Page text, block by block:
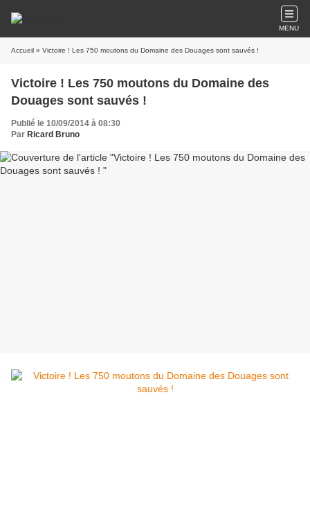
MENU
Accueil » Victoire ! Les 750 moutons du Domaine des Douages sont sauvés !
Victoire ! Les 750 moutons du Domaine des
Douages sont sauvés !
Publié le 10/09/2014 à 08:30
Par Ricard Bruno